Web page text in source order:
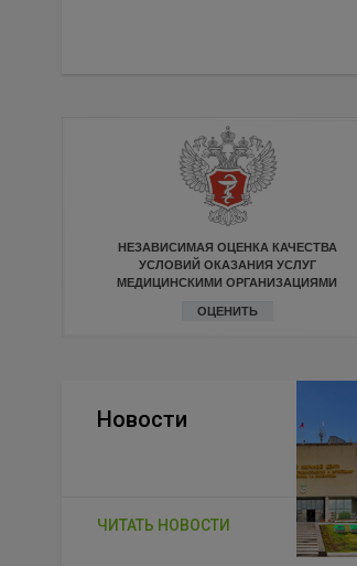
НЕЗАВИСИМАЯ ОЦЕНКА КАЧЕСТВА
УСЛОВИЙ ОКАЗАНИЯ УСЛУГ
МЕДИЦИНСКИМИ ОРГАНИЗАЦИЯМИ
ОЦЕНИТЬ
Новости
ЧИТАТЬ НОВОСТИ